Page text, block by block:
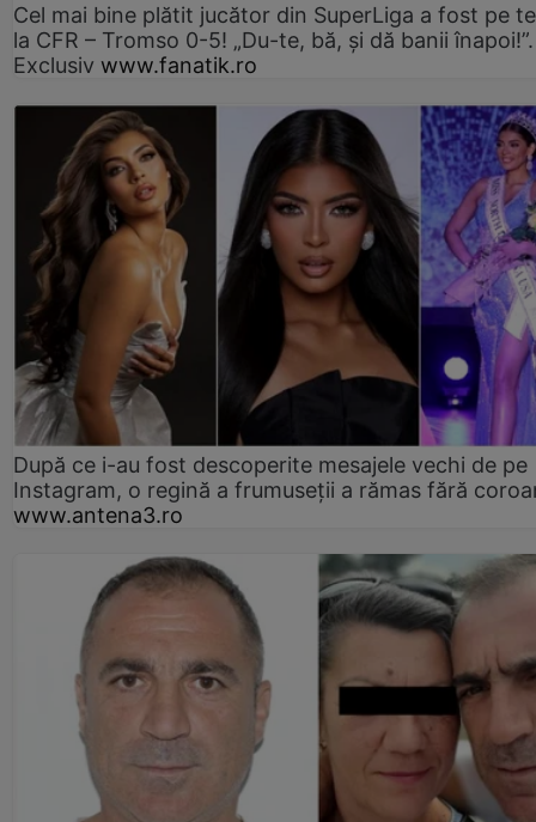
Cel mai bine plătit jucător din SuperLiga a fost pe
la CFR – Tromso 0-5! „Du-te, bă, și dă banii înapoi!”.
Exclusiv www.fanatik.ro
După ce i-au fost descoperite mesajele vechi de pe
Instagram, o regină a frumuseții a rămas fără
www.antena3.ro